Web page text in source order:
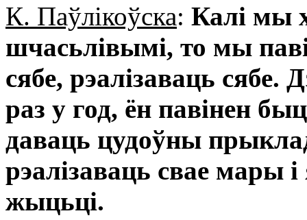
К. Паўлікоўска: Калі мы
шчасьлівымі, то мы
сябе, рэалізаваць сябе.
раз у год, ён павінен
даваць цудоўны
рэалізаваць свае мары
жыцьці.